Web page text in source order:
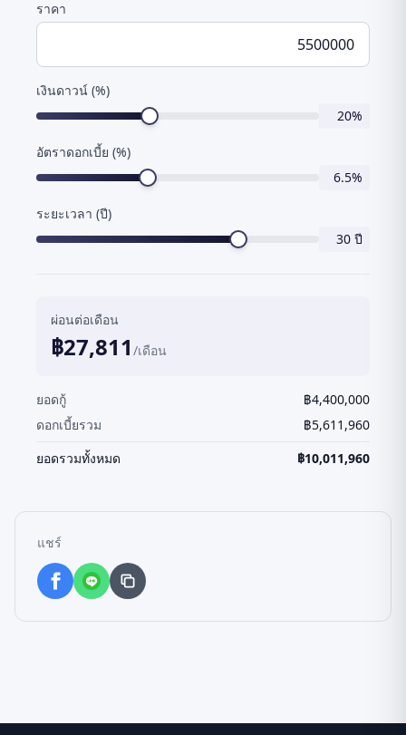
ราคา
เงินดาวน์ (%)
20%
อัตราดอกเบี้ย (%)
6.5%
ระยะเวลา (ปี)
30 ปี
ผ่อนต่อเดือน
฿27,811 /เดือน
ยอดกู้ ฿4,400,000
ดอกเบี้ยรวม
฿5,611,960
ยอดรวมทั้งหมด
฿10,011,960
แชร์